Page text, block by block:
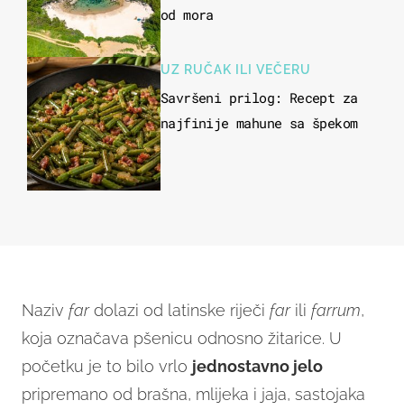
od mora
UZ RUČAK ILI VEČERU
Savršeni prilog: Recept za
najfinije mahune sa špekom
Naziv fardolazi od latinske riječi farili farrum,
koja označava pšenicu odnosno žitarice. U
početku je to bilo vrlo jednostavno jelo
pripremano od brašna, mlijeka i jaja, sastojaka